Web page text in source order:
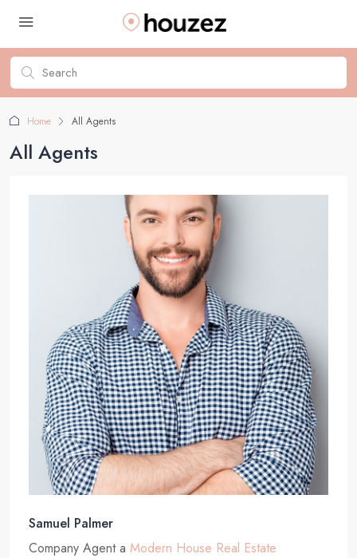
Home All Agents
All Agents
Samuel Palmer
Company Agenta Modern House Real Estate